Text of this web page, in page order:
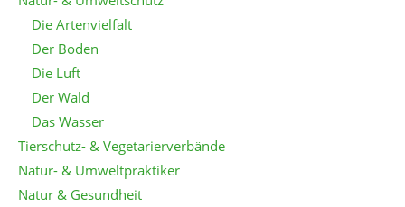
Die Artenvielfalt
Der Boden
Die Luft
Der Wald
Das Wasser
Tierschutz- & Vegetarierverbände
Natur- & Umweltpraktiker
Natur & Gesundheit